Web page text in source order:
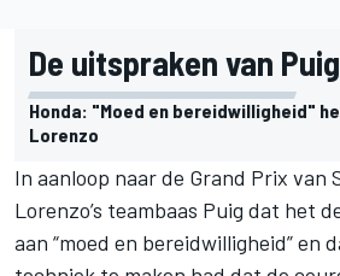
De uitspraken van
Honda: "Moed en bereidwilligheid"
Lorenzo
In aanloop naar de Grand Prix van
Lorenzo’s teambaas Puig dat het
aan “moed en bereidwilligheid” en